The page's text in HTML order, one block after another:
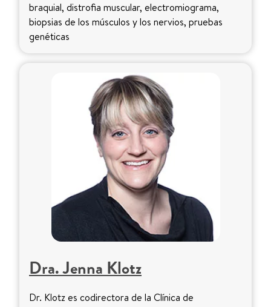
braquial, distrofia muscular, electromiograma,
biopsias de los músculos y los nervios, pruebas
genéticas
Dra. Jenna Klotz
Dr. Klotz es codirectora de la Clínica de